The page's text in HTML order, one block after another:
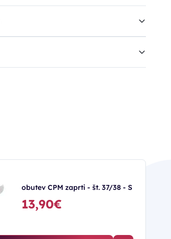
obutev CPM zaprti - št. 37/38 - S
13,90€